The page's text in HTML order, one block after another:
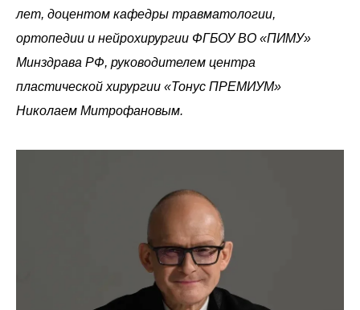
лет, доцентом кафедры травматологии,
ортопедии и нейрохирургии ФГБОУ ВО «ПИМУ»
Минздрава РФ, руководителем центра
пластической хирургии «Тонус ПРЕМИУМ»
Николаем Митрофановым.